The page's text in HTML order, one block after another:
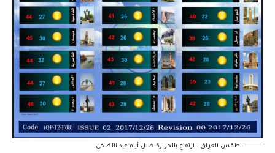
طقس العراق.. ارتفاع بالحرارة خلال أيام عيد الأضحى